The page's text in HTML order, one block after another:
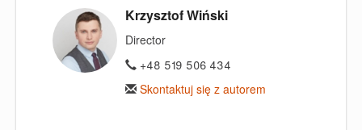
Krzysztof Wiński
Director
+48 519 506 434
Skontaktuj się z autorem